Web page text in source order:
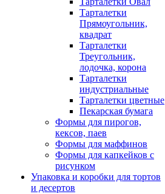
Тарталетки
Прямоугольник,
квадрат
Тарталетки
Треугольник,
лодочка, корона
Тарталетки
индустриальные
Тарталетки цветные
Пекарская бумага
Формы для пирогов,
кексов, паев
Формы для маффинов
Формы для капкейков с
рисунком
Упаковка и коробки для тортов
и десертов